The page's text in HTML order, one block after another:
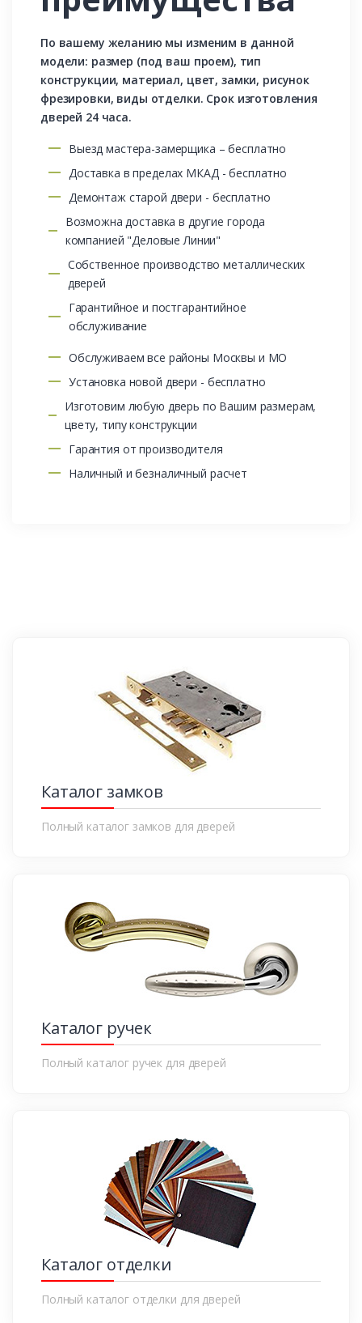
По вашему желанию мы изменим в данной
модели: размер (под ваш проем), тип
конструкции, материал, цвет, замки, рисунок
фрезировки, виды отделки. Срок изготовления
дверей 24 часа.
Выезд мастера-замерщика – бесплатно
Доставка в пределах МКАД - бесплатно
Демонтаж старой двери - бесплатно
Возможна доставка в другие города
компанией "Деловые Линии"
Собственное производство металлических
дверей
Гарантийное и постгарантийное
обслуживание
Обслуживаем все районы Москвы и МО
Установка новой двери - бесплатно
Изготовим любую дверь по Вашим размерам,
цвету, типу конструкции
Гарантия от производителя
Наличный и безналичный расчет
Каталог замков
Полный каталог замков для дверей
Каталог ручек
Полный каталог ручек для дверей
Каталог отделки
Полный каталог отделки для дверей